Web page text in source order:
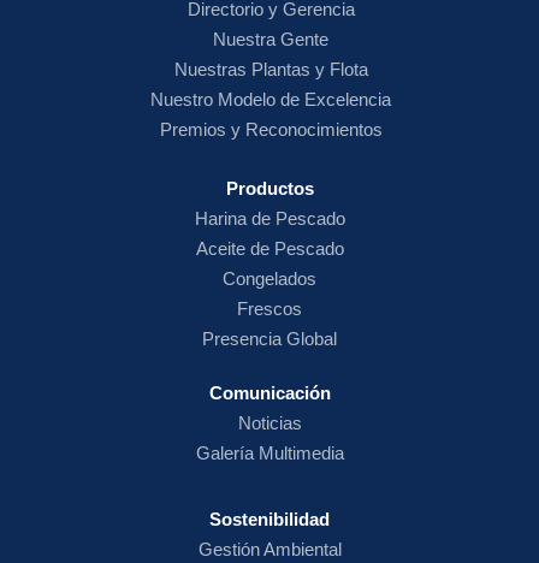
Directorio y Gerencia
Nuestra Gente
Nuestras Plantas y Flota
Nuestro Modelo de Excelencia
Premios y Reconocimientos
Productos
Harina de Pescado
Aceite de Pescado
Congelados
Frescos
Presencia Global
Comunicación
Noticias
Galería Multimedia
Sostenibilidad
Gestión Ambiental